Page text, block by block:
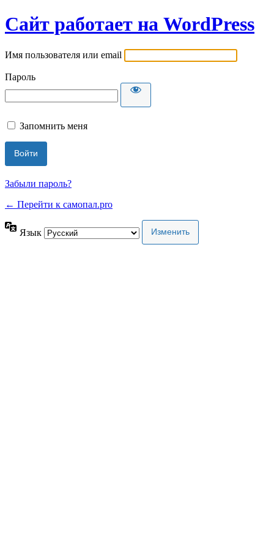
Сайт работает на WordPress
Имя пользователя или email
Пароль
Запомнить меня
Забыли пароль?
← Перейти к самопал.pro
Язык